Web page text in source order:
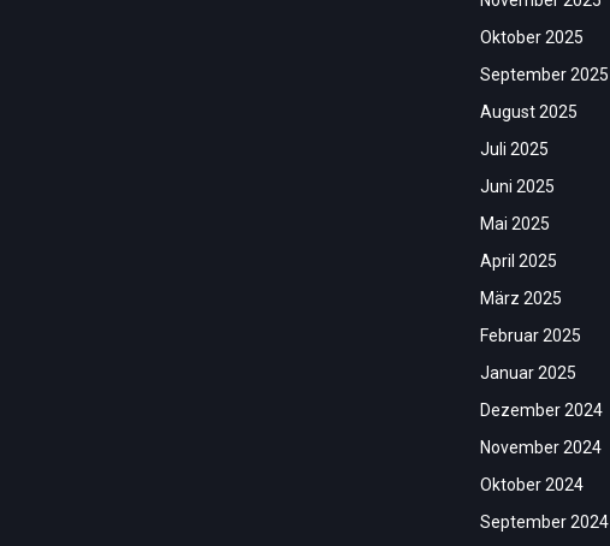
Oktober 2025
September 2025
August 2025
Juli 2025
Juni 2025
Mai 2025
April 2025
März 2025
Februar 2025
Januar 2025
Dezember 2024
November 2024
Oktober 2024
September 2024